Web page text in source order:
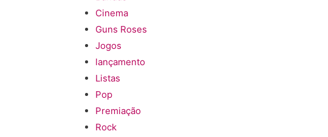
Cinema
Guns Roses
Jogos
lançamento
Listas
Pop
Premiação
Rock